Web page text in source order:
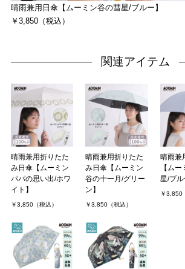
晴雨兼用日傘【ムーミン谷の彗星/ブルー】
￥3,850（税込）
関連アイテム
晴雨兼用折りたた
み日傘【ムーミン
パパの思い出/ホワ
イト】
￥3,850（税込）
晴雨兼用折りたた
み日傘【ムーミン
谷の十一月/グリー
ン】
￥3,850（税込）
晴雨兼
【ム
星/ブル
￥3,850